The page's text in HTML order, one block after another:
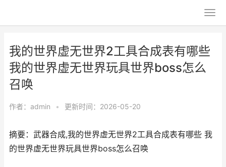
我的世界虚无世界2工具合成表有哪些
我的世界虚无世界玩具世界boss怎么
召唤
作者： admin • 更新时间：2026-05-20
摘要：武器合成,我的世界虚无世界2工具合成表有哪些 我
的世界虚无世界玩具世界boss怎么召唤